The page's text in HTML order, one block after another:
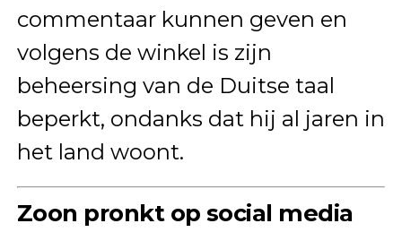
commentaar kunnen geven en
volgens de winkel is zijn
beheersing van de Duitse taal
beperkt, ondanks dat hij al jaren in
het land woont.
Zoon pronkt op social media